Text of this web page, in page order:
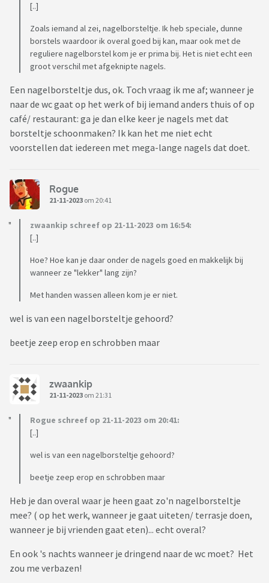
[..]
Zoals iemand al zei, nagelborsteltje. Ik heb speciale, dunne
borstels waardoor ik overal goed bij kan, maar ook met de
reguliere nagelborstel kom je er prima bij. Het is niet echt een
groot verschil met afgeknipte nagels.
Een nagelborsteltje dus, ok. Toch vraag ik me af; wanneer je
naar de wc gaat op het werk of bij iemand anders thuis of op
café/ restaurant: ga je dan elke keer je nagels met dat
borsteltje schoonmaken? Ik kan het me niet echt
voorstellen dat iedereen met mega-lange nagels dat doet.
Rogue
21-11-2023 om 20:41
zwaankip schreef op 21-11-2023 om 16:54:
[..]
Hoe? Hoe kan je daar onder de nagels goed en makkelijk bij
wanneer ze "lekker" lang zijn?
Met handen wassen alleen kom je er niet.
wel is van een nagelborsteltje gehoord?
beetje zeep erop en schrobben maar
zwaankip
21-11-2023 om 21:31
Rogue schreef op 21-11-2023 om 20:41:
[..]
wel is van een nagelborsteltje gehoord?
beetje zeep erop en schrobben maar
Heb je dan overal waar je heen gaat zo'n nagelborsteltje
mee? ( op het werk, wanneer je gaat uiteten/ terrasje doen,
wanneer je bij vrienden gaat eten)... echt overal?
En ook 's nachts wanneer je dringend naar de wc moet? Het
zou me verbazen!